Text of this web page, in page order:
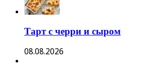
Тарт с черри и сыром
08.08.2026